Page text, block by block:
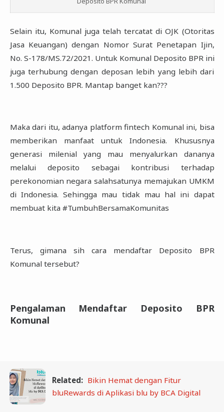
Selain itu, Komunal juga telah tercatat di OJK (Otoritas
Jasa Keuangan) dengan Nomor Surat ‎Penetapan Ijin,
No. S-178/MS.72/2021. Untuk Komunal Deposito BPR ini
juga terhubung dengan ‎deposan lebih yang lebih dari
1.500 Deposito BPR. Mantap banget kan???‎
Maka dari itu, adanya platform fintech Komunal ini, bisa
memberikan manfaat untuk Indonesia. ‎Khususnya
generasi milenial yang mau menyalurkan dananya
melalui deposito sebagai ‎kontribusi terhadap
perekonomian negara salahsatunya memajukan UMKM
di Indonesia. ‎Sehingga mau tidak mau hal ini dapat
membuat kita #TumbuhBersamaKomunitas
Terus, gimana sih cara mendaftar Deposito BPR
Komunal tersebut? ‎
Pengalaman Mendaftar Deposito BPR
Komunal
Related: Bikin Hemat dengan Fitur
bluRewards di Aplikasi blu by BCA Digital